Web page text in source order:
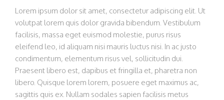
Lorem ipsum dolor sit amet, consectetur adipiscing elit. Ut
volutpat lorem quis dolor gravida bibendum. Vestibulum
facilisis, massa eget euismod molestie, purus risus
eleifend leo, id aliquam nisi mauris luctus nisi. In ac justo
condimentum, elementum risus vel, sollicitudin dui.
Praesent libero est, dapibus et fringilla et, pharetra non
libero. Quisque lorem lorem, posuere eget maximus ac,
sagittis quis ex. Nullam sodales sapien facilisis metus